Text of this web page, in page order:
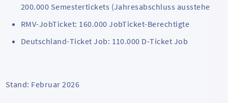
200.000 Semestertickets (Jahresabschluss ausstehend)
RMV-JobTicket: 160.000 JobTicket-Berechtigte
Deutschland-Ticket Job: 110.000 D-Ticket Job
Stand: Februar 2026